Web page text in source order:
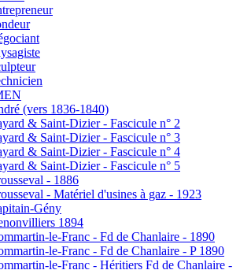
(vers 1836-1840)
& Saint-Dizier - Fascicule n° 2
& Saint-Dizier - Fascicule n° 3
& Saint-Dizier - Fascicule n° 4
& Saint-Dizier - Fascicule n° 5
- 1886
- Matériel d'usines à gaz - 1923
Gény
1894
le-Franc - Fd de Chanlaire - 1890
le-Franc - Fd de Chanlaire - P 1890
le-Franc - Héritiers Fd de Chanlaire -